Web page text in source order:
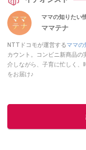
ママの知りたい
ママテナ
NTTドコモが運営するママの
カウント。コンビニ新商品の
介しながら、子育に忙しく、
をお届け♪